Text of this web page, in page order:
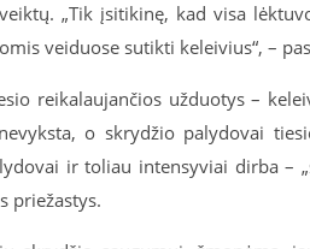
„Tik įsitikinę, kad visa
veiduose sutikti keleivius“, –
reikalaujančios užduotys –
o skrydžio palydovai
ir toliau intensyviai dirba –
priežastys.